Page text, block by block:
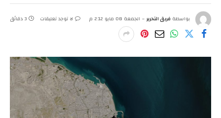
بواسطة فريق التحرير الجمعة 08 مايو 2:12 م لا توجد تعليقات 3 دقائق